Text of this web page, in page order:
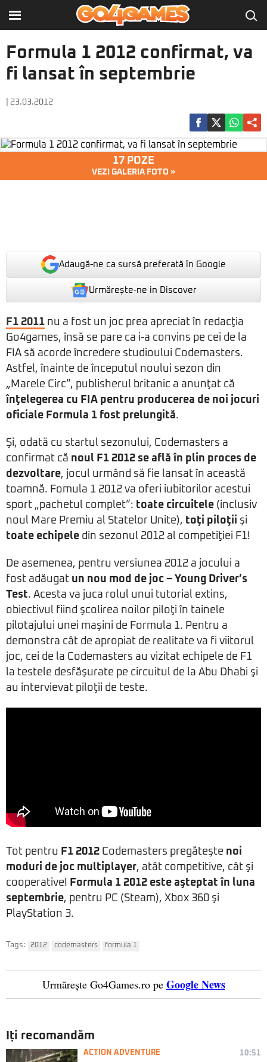
Formula 1 2012 confirmat, va
fi lansat în septembrie
| 23.03.2012
17 POZE
VEZI GALERIA FOTO »
Adaugă-ne ca sursă preferată în Google
Urmărește-ne in Discover
F1 2011 nu a fost un joc prea apreciat în redacţia
Go4games, însă se pare ca i-a convins pe cei de la
FIA să acorde încredere studioului Codemasters.
Astfel, înainte de începutul noului sezon din
„Marele Circ”, publisherul britanic a anunţat că
înţelegerea cu FIA pentru producerea de noi jocuri
oficiale Formula 1 fost prelungită.
Şi, odată cu startul sezonului, Codemasters a
confirmat că noul F1 2012 se află în plin proces de
dezvoltare, jocul urmând să fie lansat în această
toamnă. Fomula 1 2012 va oferi iubitorilor acestui
sport „pachetul complet”: toate circuitele (inclusiv
noul Mare Premiu al Statelor Unite), toţi piloţii şi
toate echipele din sezonul 2012 al competiţiei F1!
De asemenea, pentru versiunea 2012 a jocului a
fost adăugat un nou mod de joc – Young Driver’s
Test. Acesta va juca rolul unui tutorial extins,
obiectivul fiind şcolirea noilor piloţi în tainele
pilotajului unei maşini de Formula 1. Pentru a
demonstra cât de apropiat de realitate va fi viitorul
joc, cei de la Codemasters au vizitat echipele de F1
la testele desfăşurate pe circuitul de la Abu Dhabi şi
au intervievat piloţii de teste.
Tot pentru F1 2012 Codemasters pregăteşte noi
moduri de joc multiplayer, atât competitive, cât şi
cooperative! Formula 1 2012 este aşteptat în luna
septembrie, pentru PC (Steam), Xbox 360 şi
PlayStation 3.
Tags: 2012 codemasters formula 1
Urmărește Go4Games.ro pe Google News
Iți recomandăm
ACTION ADVENTURE 10:51